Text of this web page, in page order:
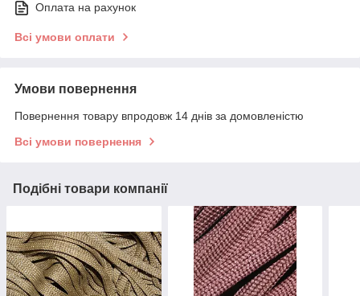
Оплата на рахунок
Всі умови оплати
Умови повернення
Повернення товару впродовж 14 днів за домовленістю
Всі умови повернення
Подібні товари компанії